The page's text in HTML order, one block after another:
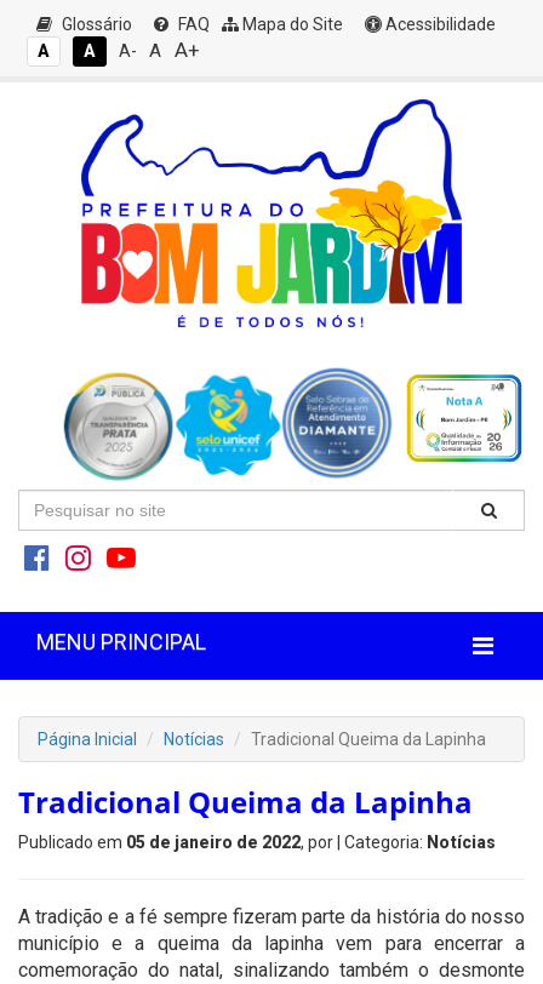
Glossário FAQ Mapa do Site
Acessibilidade
A
A A- A A+
MENU PRINCIPAL
Página Inicial Notícias Tradicional Queima da Lapinha
Tradicional Queima da Lapinha
Publicado em 05 de janeiro de 2022, por | Categoria: Notícias
A tradição e a fé sempre fizeram parte da história do nosso
município e a queima da lapinha vem para encerrar a
comemoração do natal, sinalizando também o desmonte